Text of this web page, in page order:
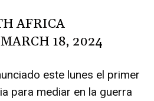
AFRICA
MARCH 18, 2024
este lunes el primer
para mediar en la guerra